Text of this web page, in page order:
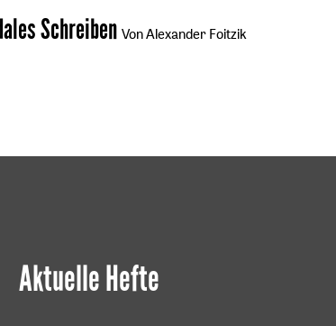
Schreiben Von Alexander Foitzik
Aktuelle Hefte